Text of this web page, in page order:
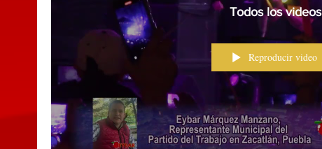
Todos los videos
Reproducir video